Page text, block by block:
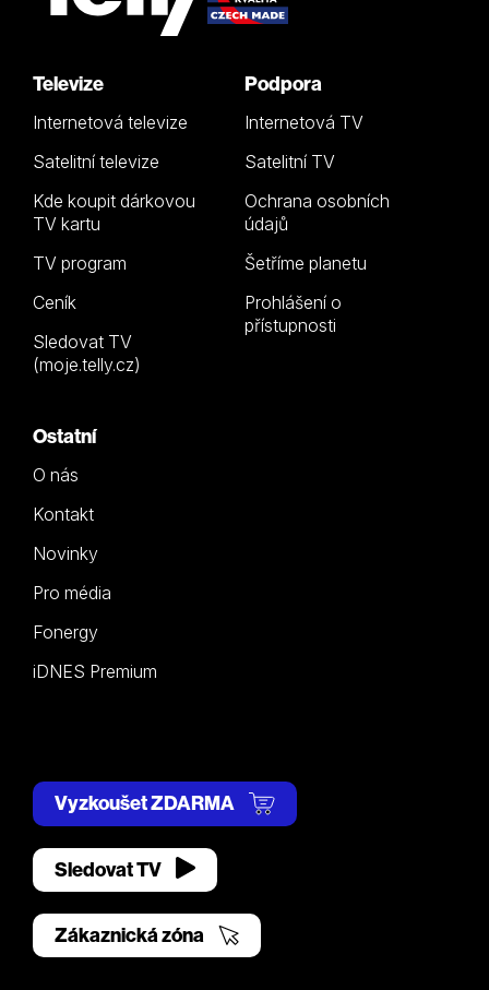
Televize
Internetová televize
Satelitní televize
Kde koupit dárkovou
TV kartu
TV program
Ceník
Sledovat TV
(moje.telly.cz)
Podpora
Internetová TV
Satelitní TV
Ochrana osobních
údajů
Šetříme planetu
Prohlášení o
přístupnosti
Ostatní
O nás
Kontakt
Novinky
Pro média
Fonergy
iDNES Premium
Vyzkoušet ZDARMA
Sledovat TV
Zákaznická zóna